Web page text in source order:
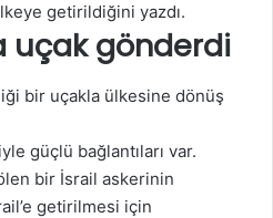
getirildiğini yazdı.
uçak gönderdi
bir uçakla ülkesine dönüş
güçlü bağlantıları var.
bir İsrail askerinin
getirilmesi için